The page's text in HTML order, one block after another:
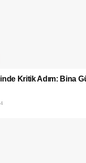
Kritik Adım: Bina